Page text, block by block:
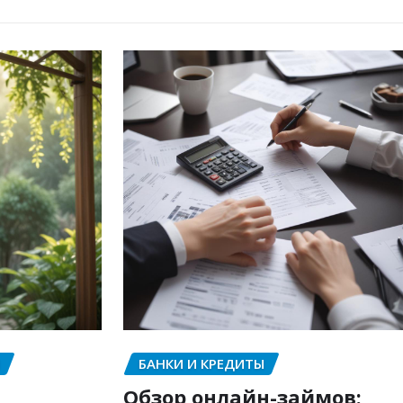
БАНКИ И КРЕДИТЫ
Обзор онлайн-займов: